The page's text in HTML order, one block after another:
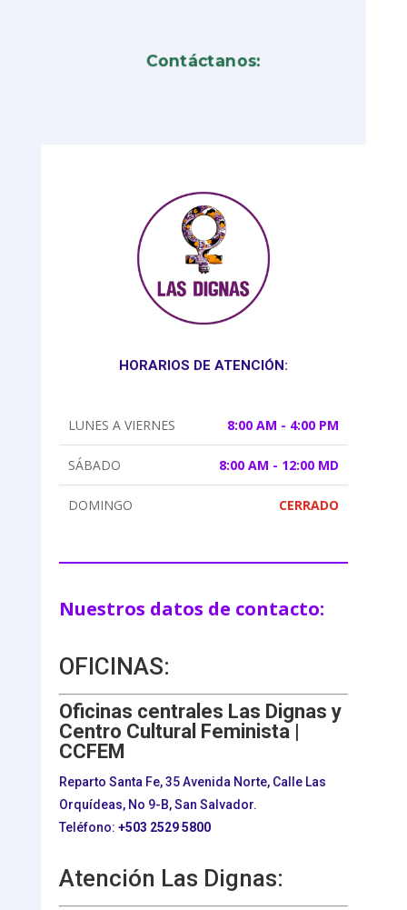
Contáctanos:
HORARIOS DE ATENCIÓN:
LUNES A VIERNES 8:00 AM - 4:00 PM
SÁBADO 8:00 AM - 12:00 MD
DOMINGO CERRADO
Nuestros datos de contacto:
OFICINAS:
Oficinas centrales Las Dignas y
Centro Cultural Feminista |
CCFEM
Reparto Santa Fe, 35 Avenida Norte, Calle Las
Orquídeas, No 9-B, San Salvador.
Teléfono: +503 2529 5800
Atención Las Dignas: